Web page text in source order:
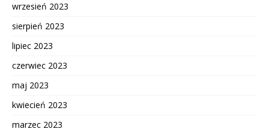
wrzesień 2023
sierpień 2023
lipiec 2023
czerwiec 2023
maj 2023
kwiecień 2023
marzec 2023